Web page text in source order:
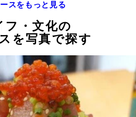
スをもっと見る
フ・文化の
を写真で探す